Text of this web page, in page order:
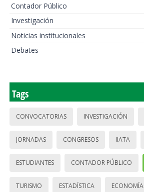
Contador Público
Investigación
Noticias institucionales
Debates
Tags
CONVOCATORIAS INVESTIGACIÓN
JORNADAS CONGRESOS IIATA
ESTUDIANTES CONTADOR PÚBLICO
TURISMO ESTADÍSTICA ECONOMÍA